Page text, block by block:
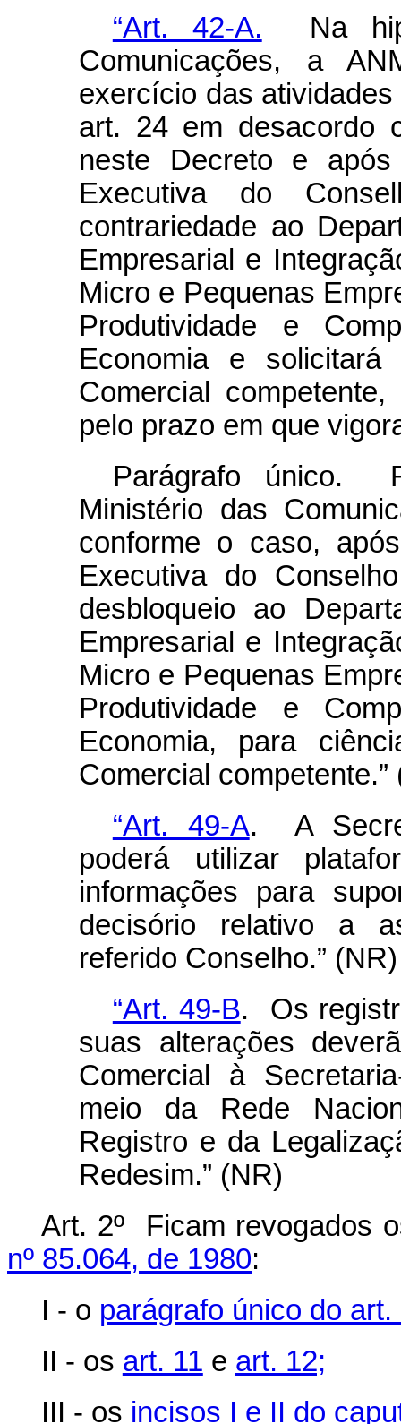
“Art. 42-A. Na
Comunicações, a
exercício das
art. 24 em desacordo
neste Decreto e após
Executiva do
contrariedade ao
Empresarial e
Micro e Pequenas
Produtividade e
Economia e
Comercial
pelo prazo em que
Parágrafo único.
Ministério das
conforme o caso,
Executiva do
desbloqueio ao
Empresarial e
Micro e Pequenas
Produtividade e
Economia, para
Comercial competente.”
“Art. 49-A. A
poderá utilizar
informações para
decisório relativo a
referido Conselho.” (NR)
“Art. 49-B. Os
suas alterações
Comercial à
meio da Rede
Registro e da
Redesim.” (NR)
Art. 2º Ficam revogados
nº 85.064, de 1980:
I - o parágrafo único do art.
II - os art. 11 e art. 12;
III - os incisos I e II do